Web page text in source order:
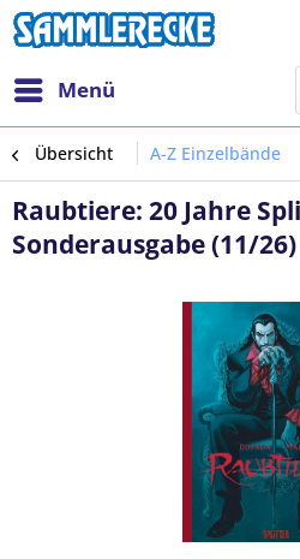
Menü
Übersicht A-Z Einzelbände
Raubtiere: 20 Jahre
Sonderausgabe (11/26)